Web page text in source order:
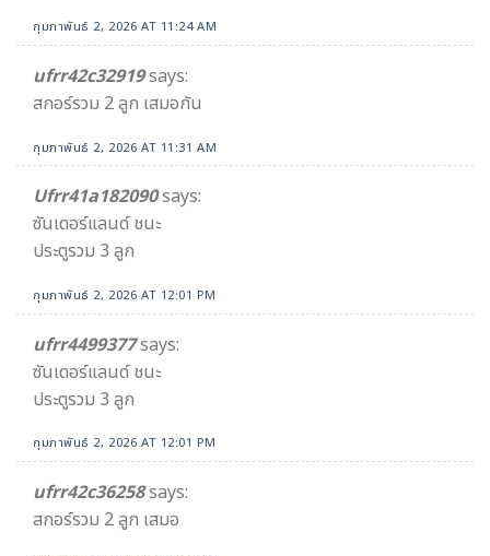
กุมภาพันธ์ 2, 2026 AT 11:24 AM
ufrr42c32919says:
สกอร์รวม 2 ลูก เสมอกัน
กุมภาพันธ์ 2, 2026 AT 11:31 AM
Ufrr41a182090says:
ซันเดอร์แลนด์ ชนะ
ประตูรวม 3 ลูก
กุมภาพันธ์ 2, 2026 AT 12:01 PM
ufrr4499377says:
ซันเดอร์แลนด์ ชนะ
ประตูรวม 3 ลูก
กุมภาพันธ์ 2, 2026 AT 12:01 PM
ufrr42c36258says:
สกอร์รวม 2 ลูก เสมอ